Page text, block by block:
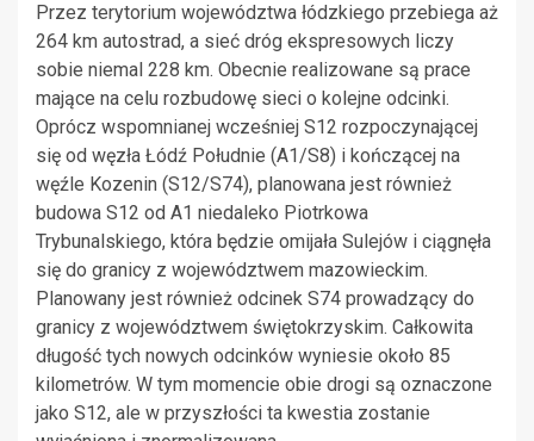
Przez terytorium województwa łódzkiego przebiega aż
264 km autostrad, a sieć dróg ekspresowych liczy
sobie niemal 228 km. Obecnie realizowane są prace
mające na celu rozbudowę sieci o kolejne odcinki.
Oprócz wspomnianej wcześniej S12 rozpoczynającej
się od węzła Łódź Południe (A1/S8) i kończącej na
węźle Kozenin (S12/S74), planowana jest również
budowa S12 od A1 niedaleko Piotrkowa
Trybunalskiego, która będzie omijała Sulejów i ciągnęła
się do granicy z województwem mazowieckim.
Planowany jest również odcinek S74 prowadzący do
granicy z województwem świętokrzyskim. Całkowita
długość tych nowych odcinków wyniesie około 85
kilometrów. W tym momencie obie drogi są oznaczone
jako S12, ale w przyszłości ta kwestia zostanie